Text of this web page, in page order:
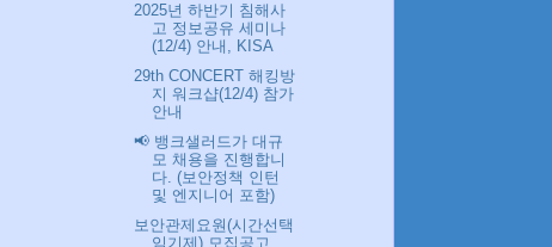
2025년 하반기 침해사
고 정보공유 세미나
(12/4) 안내, KISA
29th CONCERT 해킹방
지 워크샵(12/4) 참가
안내
📢 뱅크샐러드가 대규
모 채용을 진행합니
다. (보안정책 인턴
및 엔지니어 포함)
보안관제요원(시간선택
임기제) 모집공고